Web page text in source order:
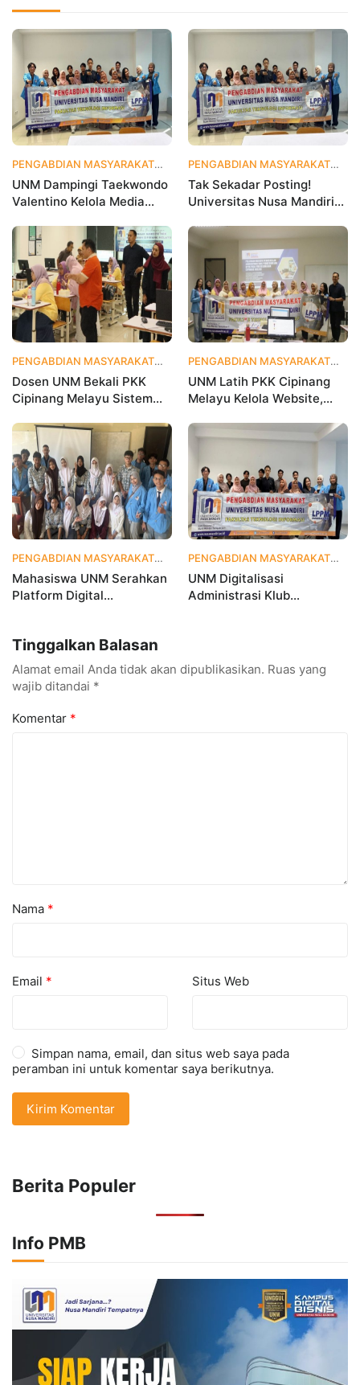
PENGABDIAN MASYARAKAT 4 hari yang lalu
UNM Dampingi Taekwondo
Valentino Kelola Media
Branding Digital
PENGABDIAN MASYARAKAT
Tak Sekadar Posting!
Universitas Nusa Mandiri
agar Instagram Klub
Olahraga Makin Viral
PENGABDIAN MASYARAKAT 1 bulan yang lalu
Dosen UNM Bekali PKK
Cipinang Melayu Sistem
Dorong Pemberdayaan
Berbasis Data
PENGABDIAN MASYARAKAT
UNM Latih PKK Cipinang
Melayu Kelola Website,
Digital Masyarakat
PENGABDIAN MASYARAKAT 1 bulan yang lalu
Mahasiswa UNM Serahkan
Platform Digital
Digital
PENGABDIAN MASYARAKAT
UNM Digitalisasi
Administrasi Klub
Tinggalkan Balasan
Alamat email Anda tidak akan dipublikasikan. Ruas yang
wajib ditandai *
Komentar *
Nama *
Email * Situs Web
Simpan nama, email, dan situs web saya pada
peramban ini untuk komentar saya berikutnya.
Berita Populer
Info PMB